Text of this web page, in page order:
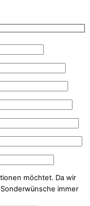
möchtet. Da wir
immer